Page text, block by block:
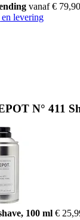
vanaf € 79,90
levering
N° 411
100 ml €